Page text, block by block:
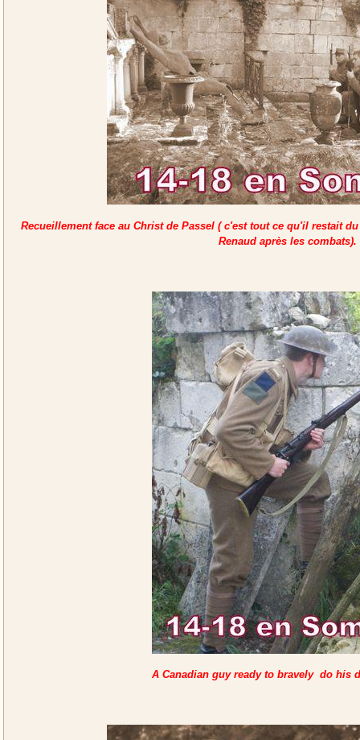
Recueillement face au Christ de Passel ( c'est tout ce qu'il restait
Renaud après les combats).
A Canadian guy ready to bravely do his